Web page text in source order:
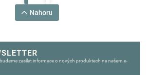
Nahoru
zasílat informace o nových produktech na našem e-